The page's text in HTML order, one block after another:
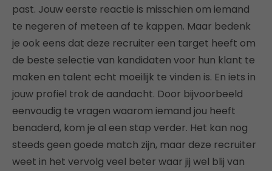
past. Jouw eerste reactie is misschien om iemand
te negeren of meteen af te kappen. Maar bedenk
je ook eens dat deze recruiter een target heeft om
de beste selectie van kandidaten voor hun klant te
maken en talent echt moeilijk te vinden is. En iets in
jouw profiel trok de aandacht. Door bijvoorbeeld
eenvoudig te vragen waarom iemand jou heeft
benaderd, kom je al een stap verder. Het kan nog
steeds geen goede match zijn, maar deze recruiter
weet in het vervolg veel beter waar jij wel blij van